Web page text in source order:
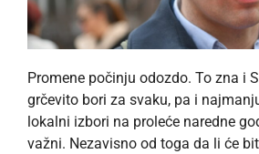
Promene počinju odozdo. To zna i
grčevito bori za svaku, pa i
lokalni izbori na proleće naredne
važni. Nezavisno od toga da li će